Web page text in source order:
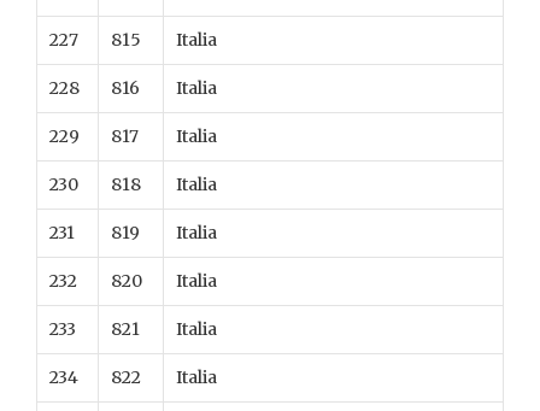
227 815 Italia
228 816 Italia
229 817 Italia
230 818 Italia
231 819 Italia
232 820 Italia
233 821 Italia
234 822 Italia